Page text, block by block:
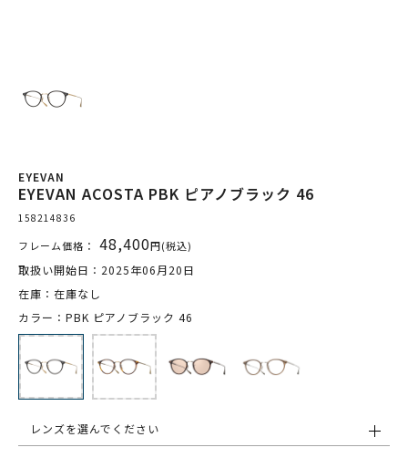
EYEVAN
EYEVAN ACOSTA PBK ピアノブラック 46
158214836
フレーム価格： 48,400円(税込)
取扱い開始日：2025年06月20日
在庫：在庫なし
カラー：PBK ピアノブラック 46
レンズを選んでください